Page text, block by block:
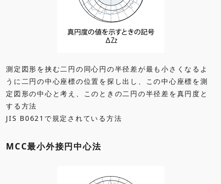
測定図形を挟む二円の同心円の半径差が最も小さくなるよ
うに二円の中心座標の位置を探し出し、この中心座標を測
定図形の中心と考え、このときの二円の半径差を真円度と
する方法
JIS B0621で規定されている方法
MCC最小外接円中心法